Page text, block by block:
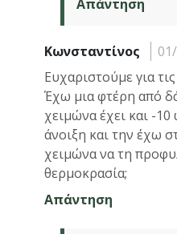
Απάντηση
Κωνσταντίνος
Ευχαριστούμε για
Έχω μια φτέρη από
χειμώνα έχει και -
άνοιξη και την έχω
χειμώνα να τη
θερμοκρασία;
Απάντηση